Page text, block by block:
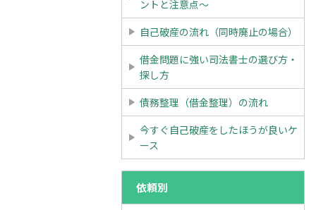
ントと注意点～
自己破産の流れ（同時廃止の場合）
借金問題に強い司法書士の選び方・
探し方
債務整理（借金整理）の流れ
今すぐ自己破産をしたほうが良いケ
ース
依頼別